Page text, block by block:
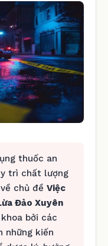
thuốc an
trì chất lượng
chủ đề Việc
Đảo Xuyên
bởi các
những kiến